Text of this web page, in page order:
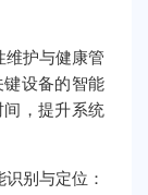
维护与健康管
设备的智能
，提升系统
别与定位：